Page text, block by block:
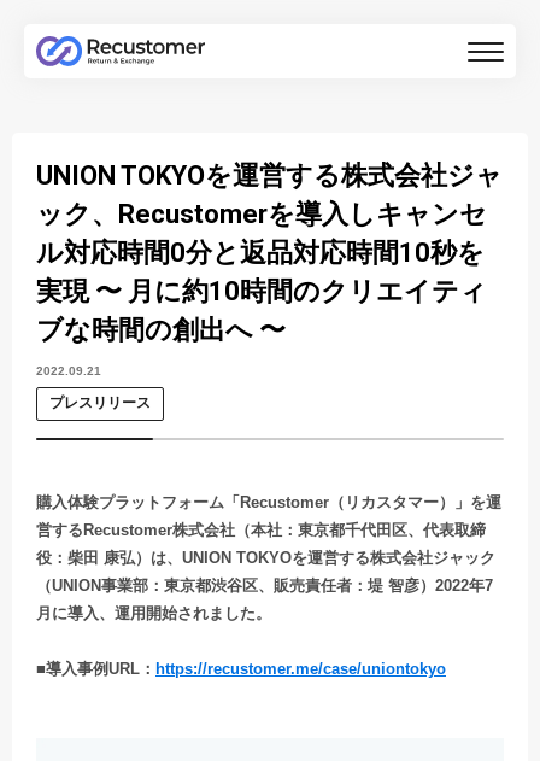
UNION TOKYOを運営する株式会社ジャ
ック、Recustomerを導入しキャンセ
ル対応時間0分と返品対応時間10秒を
実現 〜 月に約10時間のクリエイティ
ブな時間の創出へ 〜
2022.09.21
プレスリリース
購入体験プラットフォーム「Recustomer（リカスタマー）」を運
営するRecustomer株式会社（本社：東京都千代田区、代表取締
役：柴田 康弘）は、UNION TOKYOを運営する株式会社ジャック
（UNION事業部：東京都渋谷区、販売責任者：堤 智彦）2022年7
月に導入、運用開始されました。
■導入事例URL： https://recustomer.me/case/uniontokyo